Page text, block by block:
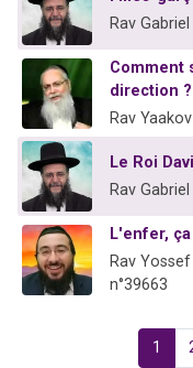
Rav
Comment
direction ?
Rav
Le Roi
Rav
L'enfer,
Rav
n°39663
1